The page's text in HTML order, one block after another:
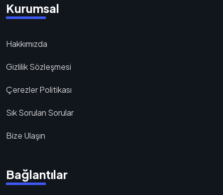
Kurumsal
Hakkımızda
Gizlilik Sözleşmesi
Çerezler Politikası
Sık Sorulan Sorular
Bize Ulaşın
Bağlantılar